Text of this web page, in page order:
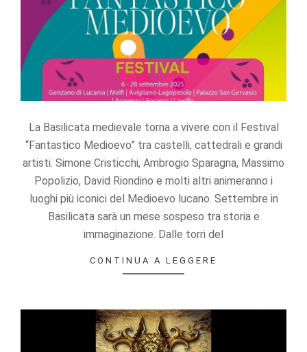
La Basilicata medievale torna a vivere con il Festival
“Fantastico Medioevo” tra castelli, cattedrali e grandi
artisti. Simone Cristicchi, Ambrogio Sparagna, Massimo
Popolizio, David Riondino e molti altri animeranno i
luoghi più iconici del Medioevo lucano. Settembre in
Basilicata sarà un mese sospeso tra storia e
immaginazione. Dalle torri del
CONTINUA A LEGGERE
Statistics
In order for
us to
improve the
website's
functionality
and
based on
how the
website is
used.
Experience